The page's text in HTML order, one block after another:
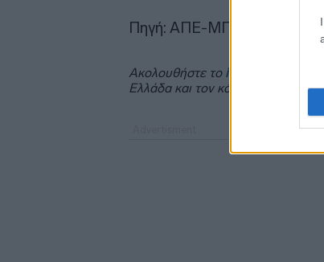
Πηγή: ΑΠΕ-ΜΠΕ
Ακολουθήστε το insider.gr στο
Ελλάδα και τον κόσμο.